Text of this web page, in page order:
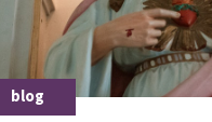
blog